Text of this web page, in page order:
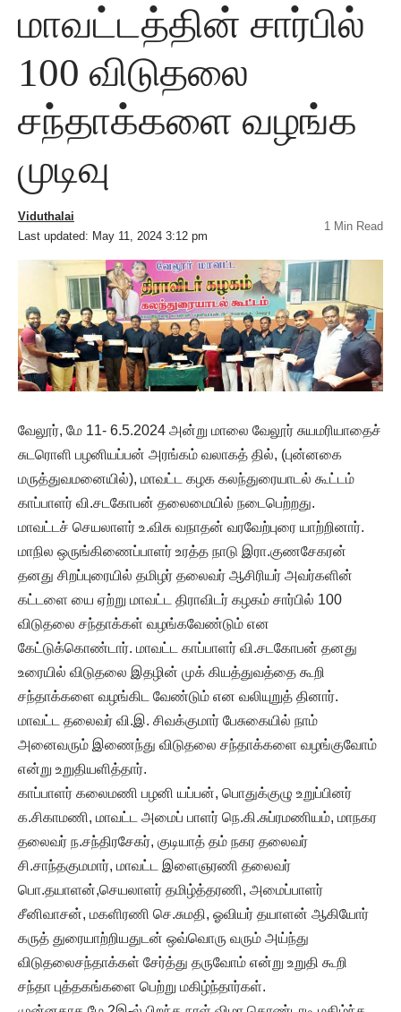
மாவட்டத்தின் சார்பில்
100 விடுதலை
சந்தாக்களை வழங்க
முடிவு
Last updated: May 11, 2024 3:12 pm
Viduthalai
1 Min Read
வேலூர், மே 11- 6.5.2024 அன்று மாலை வேலூர் சுயமரியாதைச்
சுடரொளி பழனியப்பன் அரங்கம் வலாகத் தில், (புன்னகை
மருத்துவமனையில்), மாவட்ட கழக கலந்துரையாடல் கூட்டம்
காப்பாளர் வி.சடகோபன் தலைமையில் நடைபெற்றது.
மாவட்டச் செயலாளர் உ.விசு வநாதன் வரவேற்புரை யாற்றினார்.
மாநில ஒருங்கிணைப்பாளர் உரத்த நாடு இரா.குணசேகரன்
தனது சிறப்புரையில் தமிழர் தலைவர் ஆசிரியர் அவர்களின்
கட்டளை யை ஏற்று மாவட்ட திராவிடர் கழகம் சார்பில் 100
விடுதலை சந்தாக்கள் வழங்கவேண்டும் என
கேட்டுக்கொண்டார். மாவட்ட காப்பாளர் வி.சடகோபன் தனது
உரையில் விடுதலை இதழின் முக் கியத்துவத்தை கூறி
சந்தாக்களை வழங்கிட வேண்டும் என வலியுறுத் தினார்.
மாவட்ட தலைவர் வி.இ. சிவக்குமார் பேசுகையில் நாம்
அனைவரும் இணைந்து விடுதலை சந்தாக்களை வழங்குவோம்
என்று உறுதியளித்தார்.
காப்பாளர் கலைமணி பழனி யப்பன், பொதுக்குழு உறுப்பினர்
க.சிகாமணி, மாவட்ட அமைப் பாளர் நெ.கி.சுப்ரமணியம், மாநகர
தலைவர் ந.சந்திரசேகர், குடியாத் தம் நகர தலைவர்
சி.சாந்தகுமமார், மாவட்ட இளைஞரணி தலைவர்
பொ.தயாளன்,செயலாளர் தமிழ்த்தரணி, அமைப்பாளர்
சீனிவாசன், மகளிரணி செ.சுமதி, ஓவியர் தயாளன் ஆகியோர்
கருத் துரையாற்றியதுடன் ஒவ்வொரு வரும் அய்ந்து
விடுதலைசந்தாக்கள் சேர்த்து தருவோம் என்று உறுதி கூறி
சந்தா புத்தகங்களை பெற்று மகிழ்ந்தார்கள்.